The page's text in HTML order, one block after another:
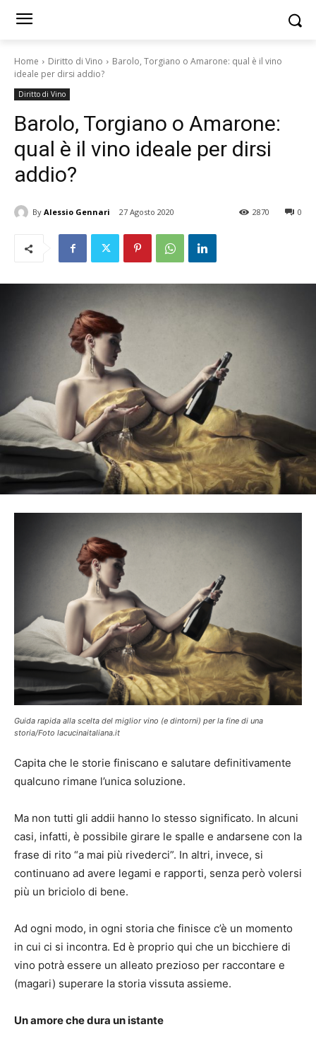
Home Diritto di Vino
Barolo, Torgiano o Amarone: qual è il vino
ideale per dirsi addio?
Diritto di Vino
Barolo, Torgiano o Amarone:
qual è il vino ideale per dirsi
addio?
By Alessio Gennari 27 Agosto 2020 0
2870
Guida rapida alla scelta del miglior vino (e dintorni) per la fine di una
storia/Foto lacucinaitaliana.it
Capita che le storie finiscano e salutare definitivamente
qualcuno rimane l’unica soluzione.
Ma non tutti gli addii hanno lo stesso significato. In alcuni
casi, infatti, è possibile girare le spalle e andarsene con la
frase di rito “a mai più rivederci”. In altri, invece, si
continuano ad avere legami e rapporti, senza però volersi
più un briciolo di bene.
Ad ogni modo, in ogni storia che finisce c’è un momento
in cui ci si incontra. Ed è proprio qui che un bicchiere di
vino potrà essere un alleato prezioso per raccontare e
(magari) superare la storia vissuta assieme.
Un amore che dura un istante